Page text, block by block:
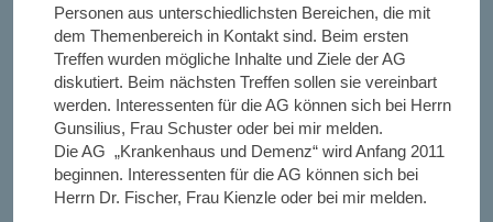
Personen aus unterschiedlichsten Bereichen, die mit
dem Themenbereich in Kontakt sind. Beim ersten
Treffen wurden mögliche Inhalte und Ziele der AG
diskutiert. Beim nächsten Treffen sollen sie vereinbart
werden. Interessenten für die AG können sich bei Herrn
Gunsilius, Frau Schuster oder bei mir melden.
Die AG „Krankenhaus und Demenz“ wird Anfang 2011
beginnen. Interessenten für die AG können sich bei
Herrn Dr. Fischer, Frau Kienzle oder bei mir melden.